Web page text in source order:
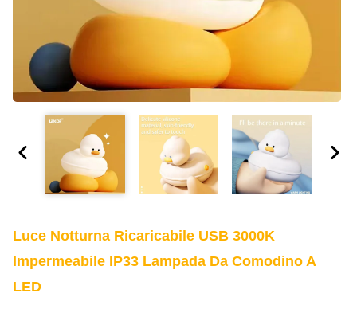
Luce Notturna Ricaricabile USB 3000K
Impermeabile IP33 Lampada Da Comodino A
LED